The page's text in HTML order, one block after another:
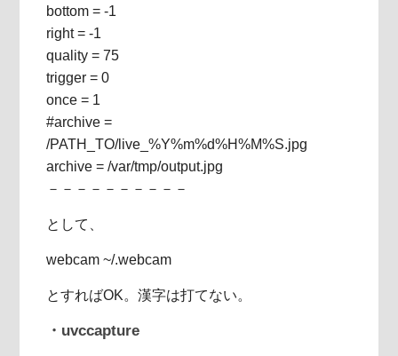
bottom = -1
right = -1
quality = 75
trigger = 0
once = 1
#archive =
/PATH_TO/live_%Y%m%d%H%M%S.jpg
archive = /var/tmp/output.jpg
－－－－－－－－－－
として、
webcam ~/.webcam
とすればOK。漢字は打てない。
・uvccapture